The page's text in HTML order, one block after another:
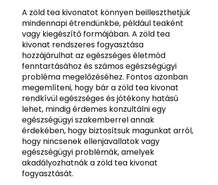
A zöld tea kivonatot könnyen beilleszthetjük
mindennapi étrendünkbe, például teaként
vagy kiegészítő formájában. A zöld tea
kivonat rendszeres fogyasztása
hozzájárulhat az egészséges életmód
fenntartásához és számos egészségügyi
probléma megelőzéséhez. Fontos azonban
megemlíteni, hogy bár a zöld tea kivonat
rendkívül egészséges és jótékony hatású
lehet, mindig érdemes konzultálni egy
egészségügyi szakemberrel annak
érdekében, hogy biztosítsuk magunkat arról,
hogy nincsenek ellenjavallatok vagy
egészségügyi problémák, amelyek
akadályozhatnák a zöld tea kivonat
fogyasztását.